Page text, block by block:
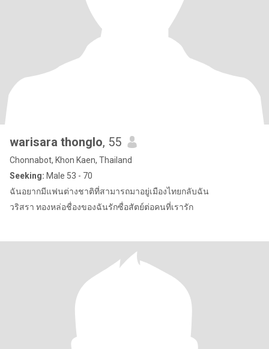
warisara thonglo, 55
Chonnabot, Khon Kaen, Thailand
Seeking: Male 53 - 70
ฉันอยากมีแฟนต่างชาติที่สามารถมาอยู่เมืองไทยกลับฉัน
วริสรา ทองหล่อชื่องของฉันรักซื่อสัตย์ต่อคนที่เรารัก